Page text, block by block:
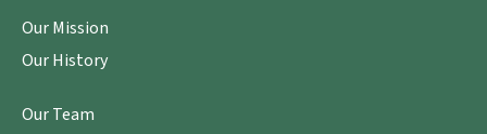
Our Mission
Our History
Our Team